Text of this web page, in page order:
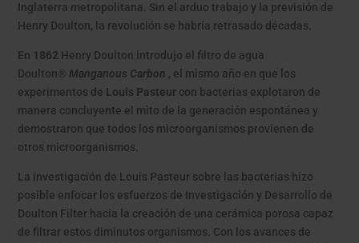
Inglaterra metropolitana. Sin el arduo trabajo y la previsión de
Henry Doulton, la revolución se habría retrasado décadas.
En 1862 Henry Doulton introdujo el filtro de agua
Doulton® Manganous Carbon , el mismo año en que los
experimentos de Louis Pasteur con bacterias explotaron de
manera concluyente el mito de la generación espontánea y
demostraron que todos los microorganismos provienen de
otros microorganismos.
La investigación de Louis Pasteur sobre las bacterias hizo
posible enfocar los esfuerzos de Investigación y Desarrollo de
Doulton Filter hacia la creación de una cerámica porosa capaz
de filtrar estos diminutos organismos. Con los avances de